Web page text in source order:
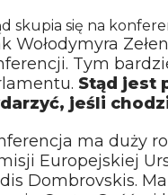
skupia się na
Wołodymyra
Tym
Stąd jest
jeśli
ma duży
Europejskiej
Dombrovskis.